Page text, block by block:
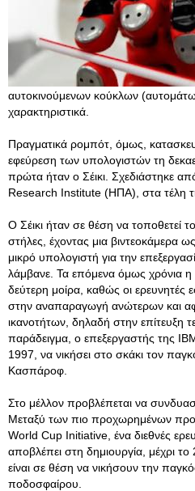
αυτοκινούμενων κούκλων
χαρακτηριστικά.
Πραγματικά ρομπότ, όμως,
εφεύρεση των υπολογιστών τη
πρώτα ήταν ο Σέικι. Σχεδιάστηκε
Research Institute (ΗΠΑ), στα τέλη
Ο Σέικι ήταν σε θέση να τοποθετεί
στήλες, έχοντας μια βιντεοκάμερα
μικρό υπολογιστή για την
λάμβανε. Τα επόμενα όμως χρόνια η
δεύτερη μοίρα, καθώς οι ερευνητές
στην αναπαραγωγή ανώτερων και
ικανοτήτων, δηλαδή στην επίτευξη
παράδειγμα, ο επεξεργαστής της
1997, να νικήσει στο σκάκι τον
Κασπάροφ.
Στο μέλλον προβλέπεται να
Μεταξύ των πιο προχωρημένων
World Cup Initiative, ένα διεθνές
αποβλέπει στη δημιουργία, μέχρι
είναι σε θέση να νικήσουν την
ποδοσφαίρου.